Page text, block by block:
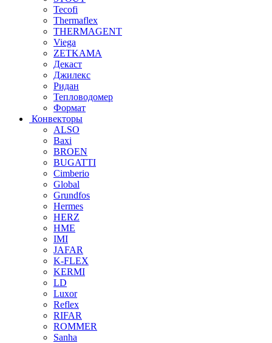
Tecofi
Thermaflex
THERMAGENT
Viega
ZETKAMA
Декаст
Джилекс
Ридан
Тепловодомер
Формат
Конвекторы
ALSO
Baxi
BROEN
BUGATTI
Cimberio
Global
Grundfos
Hermes
HERZ
HME
IMI
JAFAR
K-FLEX
KERMI
LD
Luxor
Reflex
RIFAR
ROMMER
Sanha